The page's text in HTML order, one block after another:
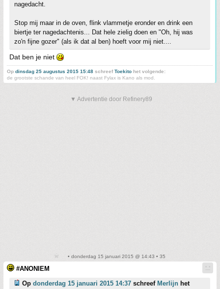
nagedacht.
Stop mij maar in de oven, flink vlammetje eronder en drink een
biertje ter nagedachtenis... Dat hele zielig doen en "Oh, hij was
zo'n fijne gozer" (als ik dat al ben) hoeft voor mij niet....
Dat ben je niet
Op dinsdag 25 augustus 2015 15:48 schreefToekito het volgende:
de grootste schande van heel FOK! naast Fylax is Kano als mod.
▼ Advertentie door Refinery89
• donderdag 15 januari 2015 @ 14:43 • 35
#ANONIEM
Op donderdag 15 januari 2015 14:37 schreef Merlijn het